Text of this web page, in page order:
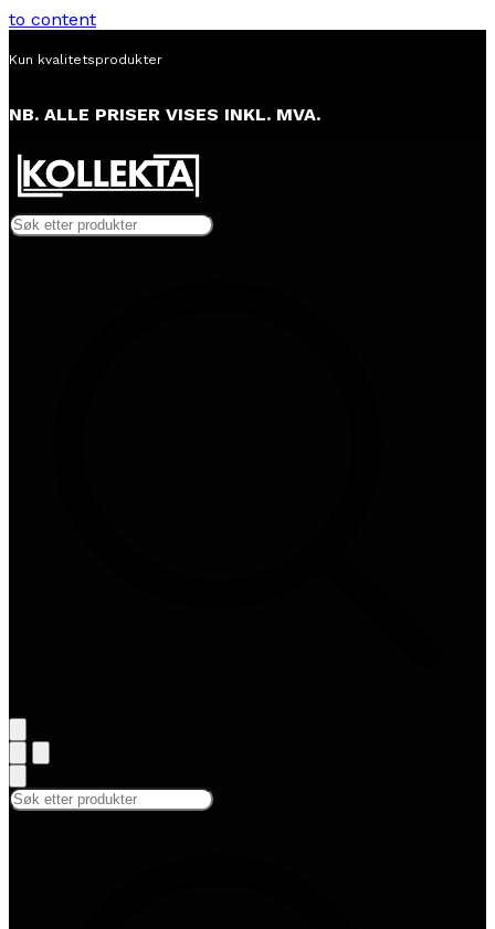
to content
Alltid lav pris
NB. ALLE PRISER VISES INKL. MVA.